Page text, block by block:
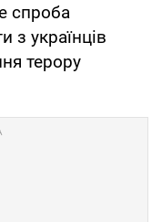
спроба
з українців
терору